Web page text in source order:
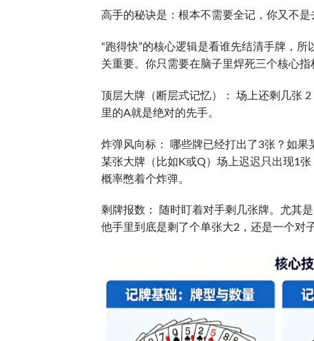
高手的秘诀是：根本不需要全记，你又不是
“跑得快”的核心逻辑是看谁先结清手牌，
关重要。你只需要在脑子里焊死三个核心指
顶层大牌（断层式记忆）： 场上还剩几张
里的A就是绝对的先手。
炸弹风向标： 哪些牌已经打出了3张？如
某张大牌（比如K或Q）场上迟迟只出现1
概率憋着个炸弹。
剩牌报数： 随时盯着对手剩几张牌。尤其
他手里到底是剩了个单张大2，还是一个对